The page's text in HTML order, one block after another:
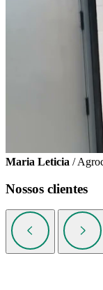
Maria Leticia /
Nossos clientes